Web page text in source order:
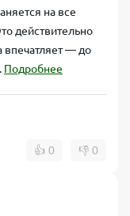
на все
действительно
впечатляет — до
Подробнее
👍 0 👎 0